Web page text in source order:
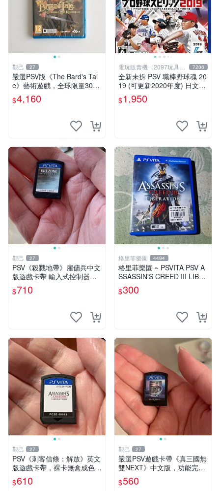
觀己 27
嚴選PSV版《The Bard's Tal
e》藝術遊戲，全球限量3000
份全新未拆封 冰城傳奇 PSV
vita The Bard's Tale red
$4,160
電玩販賣機（2097玩具公
仔舖
7206
全新未拆 PSV 職棒野球魂 20
19 (可更新2020年度) 日文日
版 野球魂 棒球 Baseball Spiri
ts
$1,950
觀己 27
PSV《殺戮地帶》雇傭兵中文
版遊戲卡帶 輸入式控制器相
容 推薦 收藏 射擊遊戲 主機
玩家 必備 6149 擁抱戰場 游
$710
格里菲樂園 4494
格里菲樂園 ~ PSVITA PSV A
SSASSIN'S CREED III LIBE
$300
觀己 27
PSV《刺客信條：解放》英文
版遊戲卡帶，裸卡無盒成色極
佳，功能正常支援PSV主機，
經典動作冒險佳作推薦，收藏
$610
觀己 27
嚴選PSV遊戲卡帶《真三國無
雙NEXT》中文版，功能完好
插拔順暢 真三國無雙 獨立遊
玩 卡帶 游戲
$560